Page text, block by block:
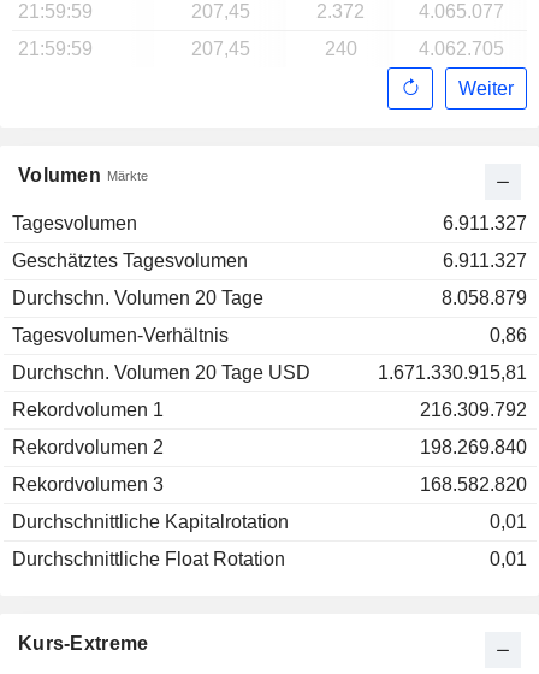
Volumen Märkte
Tagesvolumen
6.911.327
Geschätztes Tagesvolumen
6.911.327
Durchschn. Volumen 20 Tage
8.058.879
Tagesvolumen-Verhältnis
0,86
Durchschn. Volumen 20 Tage USD
1.671.330.915,81
Rekordvolumen 1
216.309.792
Rekordvolumen 2
198.269.840
Rekordvolumen 3
168.582.820
Durchschnittliche Kapitalrotation
0,01
Durchschnittliche Float Rotation
0,01
21:59:59
207,45 2.372
4.065.077
21:59:59
207,45 240
4.062.705
Weiter
Kurs-Extreme